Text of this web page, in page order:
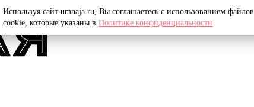
Используя сайт umnaja.ru, Вы соглашаетесь с использованием файлов
cookie, которые указаны в Политике конфиденциальности